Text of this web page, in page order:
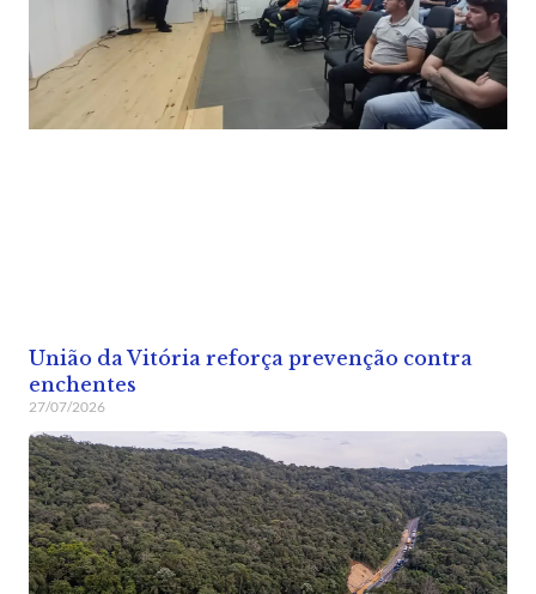
União da Vitória reforça prevenção contra
enchentes
27/07/2026